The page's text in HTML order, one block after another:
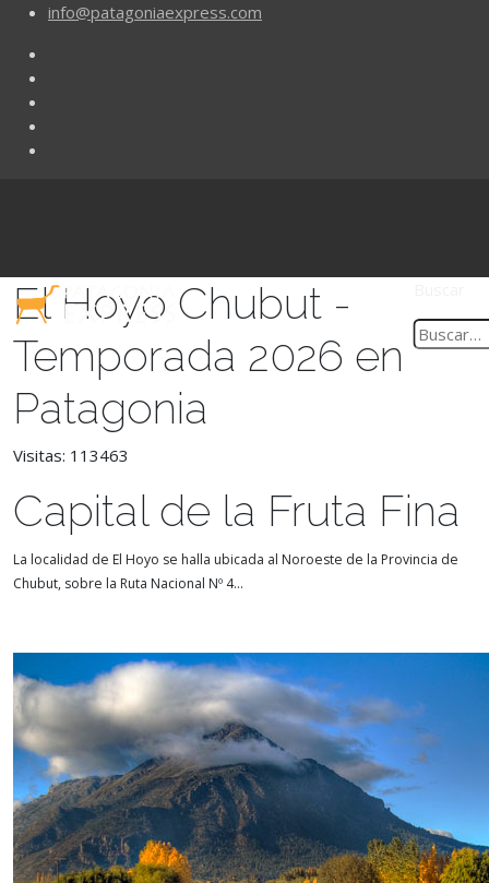
info@patagoniaexpress.com
El Hoyo Chubut -
Temporada 2026 en
Patagonia
Visitas: 113463
Capital de la Fruta Fina
La localidad de El Hoyo se halla ubicada al Noroeste de la Provincia de
Chubut, sobre la Ruta Nacional Nº 4...